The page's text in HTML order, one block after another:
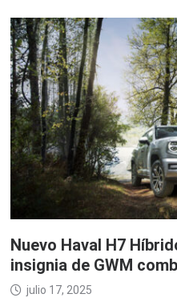
Nuevo Haval H7
insignia de GWM
julio 17, 2025